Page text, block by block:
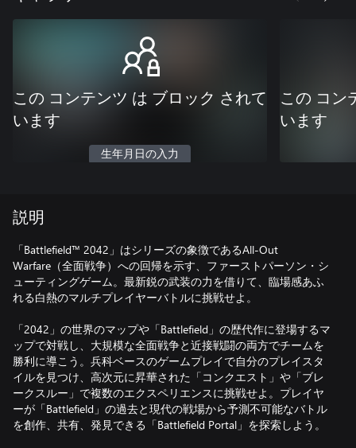
この コンテンツ は ブロック されて
います
生年月日の入力
この コン
います
説明
「Battlefield™ 2042」はシリーズの象徴であるAll-Out
Warfare（全面戦争）への回帰を示す、ファーストパーソン・シ
ューティングゲーム。最新鋭の武装の力を借りて、臨場感あふ
れる白熱のマルチプレイヤーバトルに挑戦せよ。
「2042」の世界のマップや「Battlefield」の歴代作に登場するマ
ップで対戦し、大規模な全面戦争と近接戦闘の両方でチームを
勝利に導こう。兵科ベースのゲームプレイで自分のプレイスタ
イルを見つけ、高次元に昇華された「コンクエスト」や「ブレ
ークスルー」で複数のエクスペリエンスに挑戦せよ。プレイヤ
ーが「Battlefield」の過去と現代の戦場から予測不可能なバトル
を創作、共有、発見できる「Battlefield Portal」を探索しよう。